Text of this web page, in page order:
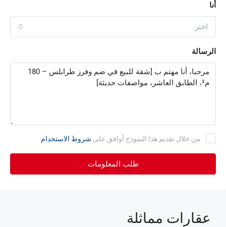
أنا
اختر
الرسالة
من خلال تقديم هذا النموذج أوافق على شروط الاستخدام
طلب المعلومات
عقارات مماثلة